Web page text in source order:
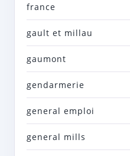
france
gault et millau
gaumont
gendarmerie
general emploi
general mills